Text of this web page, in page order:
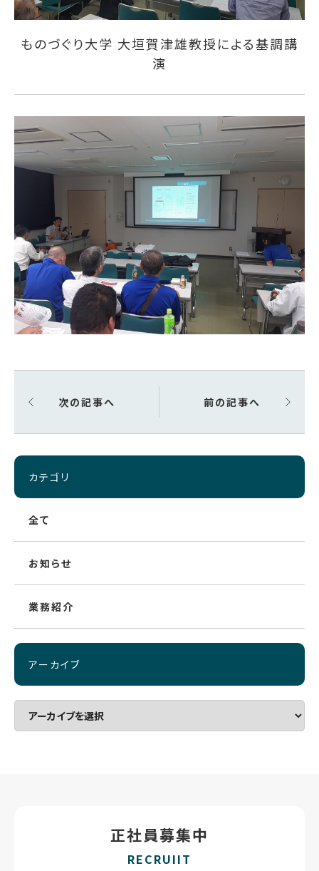
ものづぐり大学 大垣賀津雄教授による基調講
演
次の記事へ 前の記事へ
カテゴリ
全て
お知らせ
業務紹介
アーカイブ
正社員募集中
RECRUIIT